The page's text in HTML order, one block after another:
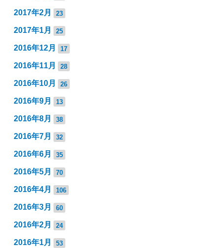
2017年2月 23
2017年1月 25
2016年12月 17
2016年11月 28
2016年10月 26
2016年9月 13
2016年8月 38
2016年7月 32
2016年6月 35
2016年5月 70
2016年4月 106
2016年3月 60
2016年2月 24
2016年1月 53